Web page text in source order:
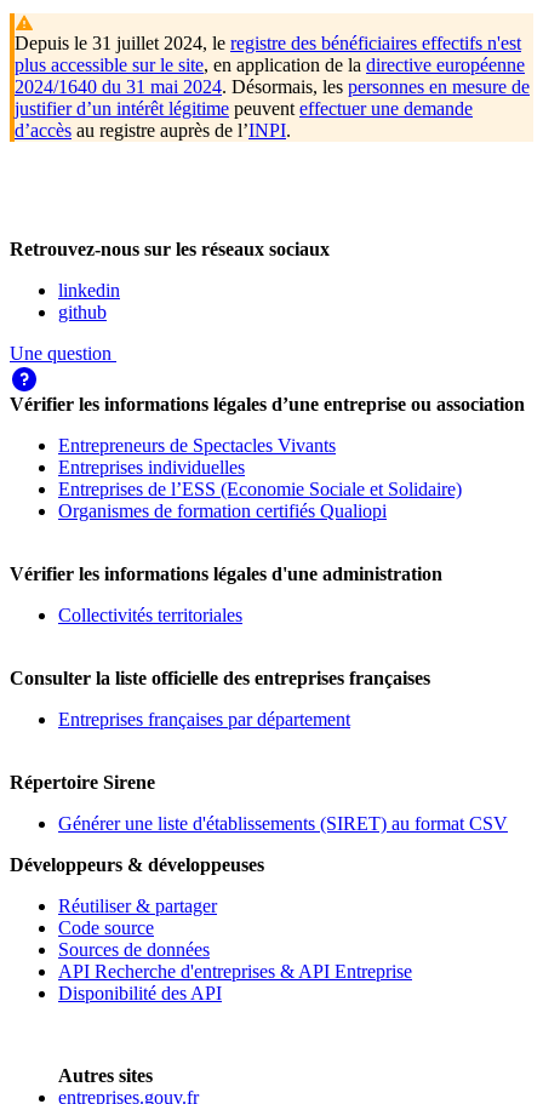
Depuis le 31 juillet 2024, le registre des bénéficiaires effectifs n'est
plus accessible sur le site, en application de la directive européenne
2024/1640 du 31 mai 2024. Désormais, les personnes en mesure de
justifier d’un intérêt légitime peuvent effectuer une demande
d’accès au registre auprès de l’INPI.
Retrouvez-nous sur les réseaux sociaux
linkedin
github
Une question
Vérifier les informations légales d’une entreprise ou association
Entrepreneurs de Spectacles Vivants
Entreprises individuelles
Entreprises de l’ESS (Economie Sociale et Solidaire)
Organismes de formation certifiés Qualiopi
Vérifier les informations légales d'une administration
Collectivités territoriales
Consulter la liste officielle des entreprises françaises
Entreprises françaises par département
Répertoire Sirene
Générer une liste d'établissements (SIRET) au format CSV
Développeurs & développeuses
Réutiliser & partager
Code source
Sources de données
API Recherche d'entreprises & API Entreprise
Disponibilité des API
Autres sites
entreprises.gouv.fr